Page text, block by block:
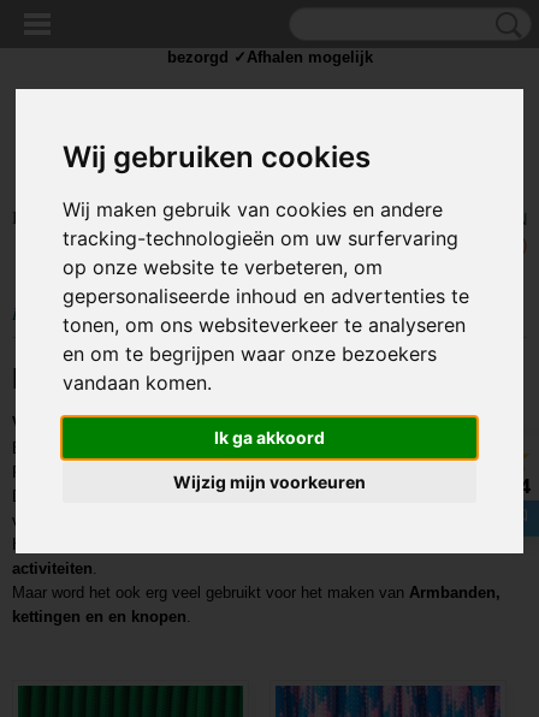
Wij gebruiken cookies
Wij maken gebruik van cookies en andere
tracking-technologieën om uw surfervaring
op onze website te verbeteren, om
gepersonaliseerde inhoud en advertenties te
tonen, om ons websiteverkeer te analyseren
en om te begrijpen waar onze bezoekers
vandaan komen.
Ik ga akkoord
Wijzig mijn voorkeuren
Inloggen Registreren
UW WINKELWAGEN
Geen producten
(0)
Home >PARACORD 550 Type 3
Paracord 550 Type 3
Verschillende types Paracord
Er zijn veel verschillende soorten en type Paracord te vinden.
Paracord 550
is het meest gebruikte touw (cord).
Dit komt omdat het touw +/- 4mm dik is en een hoge breekkracht heeft
van maar liefst 247 KG.
Hierdoor is het zeer geschikt voor de
activiteiten.
Maar word het ook erg veel gebruikt voor het maken van Armbanden,
kettingen en en knopen.
bezorgd ✓Afhalen mogelijk
8.4